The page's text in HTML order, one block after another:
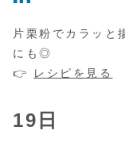
片栗粉でカラッと
にも◎
👉
レシピを見る
19日